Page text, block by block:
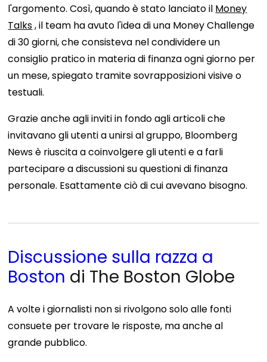
l'argomento. Così, quando è stato lanciato il Money
Talks, il team ha avuto l'idea di una Money Challenge
di 30 giorni, che consisteva nel condividere un
consiglio pratico in materia di finanza ogni giorno per
un mese, spiegato tramite sovrapposizioni visive o
testuali.
Grazie anche agli inviti in fondo agli articoli che
invitavano gli utenti a unirsi al gruppo, Bloomberg
News è riuscita a coinvolgere gli utenti e a farli
partecipare a discussioni su questioni di finanza
personale. Esattamente ciò di cui avevano bisogno.
Discussione sulla razza a
Boston di The Boston Globe
A volte i giornalisti non si rivolgono solo alle fonti
consuete per trovare le risposte, ma anche al
grande pubblico.